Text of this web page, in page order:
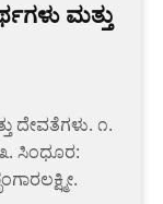
ಮತ್ತು
ದೇವತೆಗಳು. ೧.
ಸಿಂಧೂರ: